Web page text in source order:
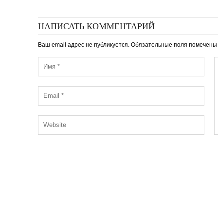
НАПИСАТЬ КОММЕНТАРИЙ
Ваш email адрес не публикуется. Обязательные поля помечены